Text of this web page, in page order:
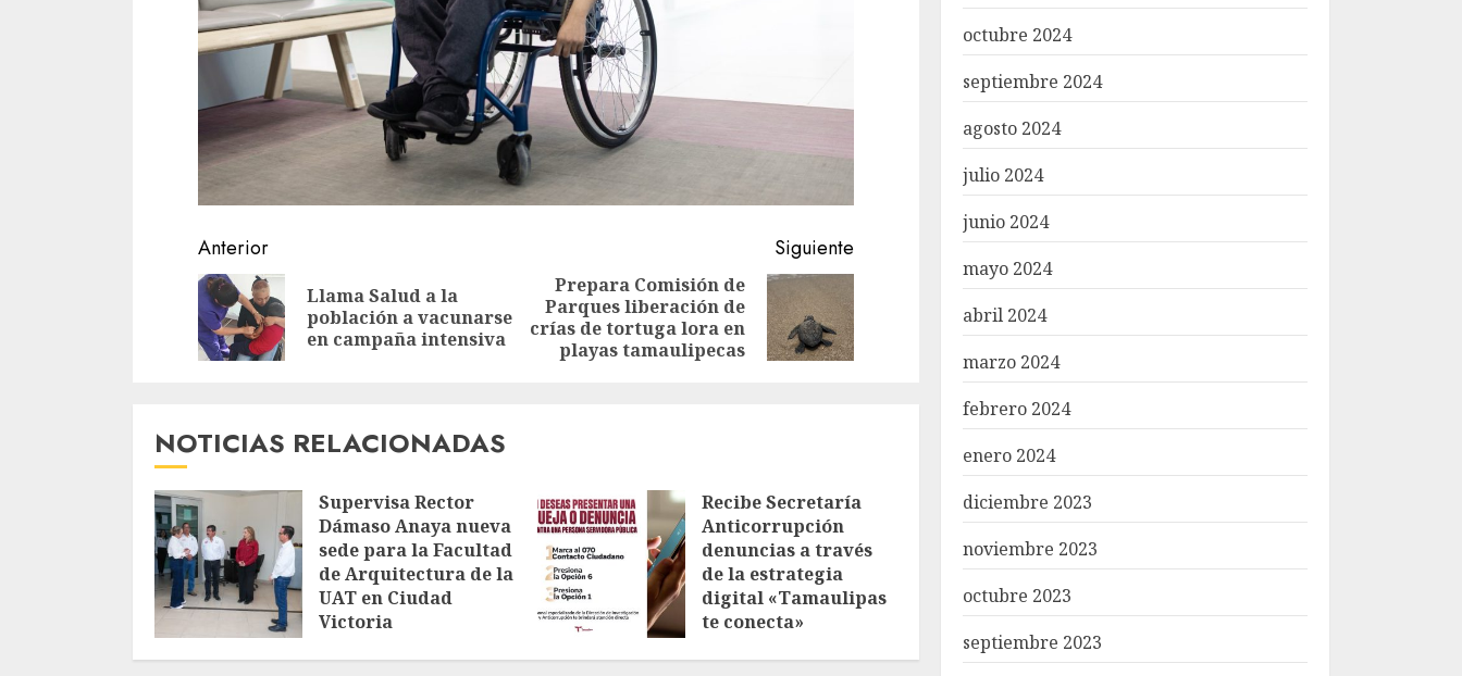
Sigue
leyendo
Anterior
Entrada
anterior:
Llama Salud a la
población a vacunarse
en campaña intensiva
Siguiente
Siguiente
entrada:
Prepara Comisión de
Parques liberación de
crías de tortuga lora en
playas tamaulipecas
NOTICIAS RELACIONADAS
Supervisa Rector
Dámaso Anaya nueva
sede para la Facultad
de Arquitectura de la
UAT en Ciudad
Victoria
Recibe Secretaría
Anticorrupción
denuncias a través
de la estrategia
digital «Tamaulipas
te conecta»
octubre 2024
septiembre 2024
agosto 2024
julio 2024
junio 2024
mayo 2024
abril 2024
marzo 2024
febrero 2024
enero 2024
diciembre 2023
noviembre 2023
octubre 2023
septiembre 2023